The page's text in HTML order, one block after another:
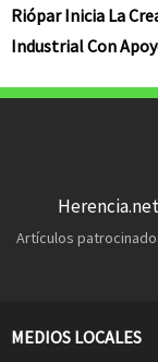
Riópar Inicia La
Industrial Con
Artículos
MEDIOS LOCALES